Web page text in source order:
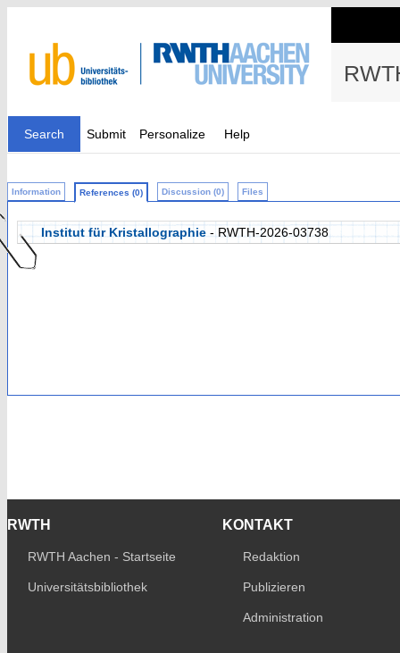
Search Submit Personalize Help
Information References (0) Discussion (0) Files
Institut für Kristallographie - RWTH-2026-03738
RWTH
RWTH Aachen - Startseite
Universitätsbibliothek
KONTAKT
Redaktion
Publizieren
Administration